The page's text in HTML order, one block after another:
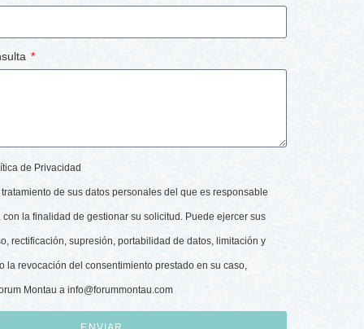
de Privacidad
de sus datos personales del que es responsable
con la finalidad de gestionar su solicitud. Puede ejercer sus
rectificación, supresión, portabilidad de datos, limitación y
la revocación del consentimiento prestado en su caso,
Montau a info@forummontau.com